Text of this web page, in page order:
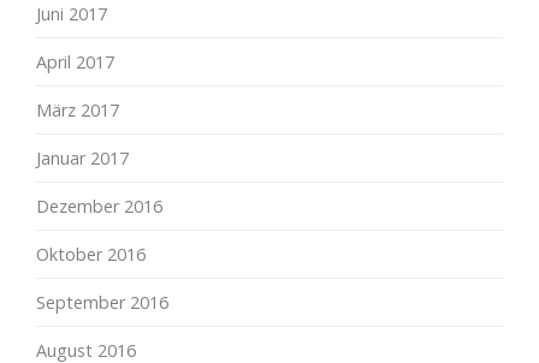
Juni 2017
April 2017
März 2017
Januar 2017
Dezember 2016
Oktober 2016
September 2016
August 2016